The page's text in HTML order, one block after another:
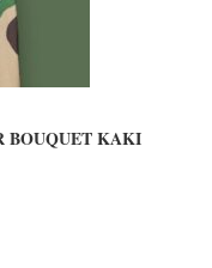
BOUQUET KAKI